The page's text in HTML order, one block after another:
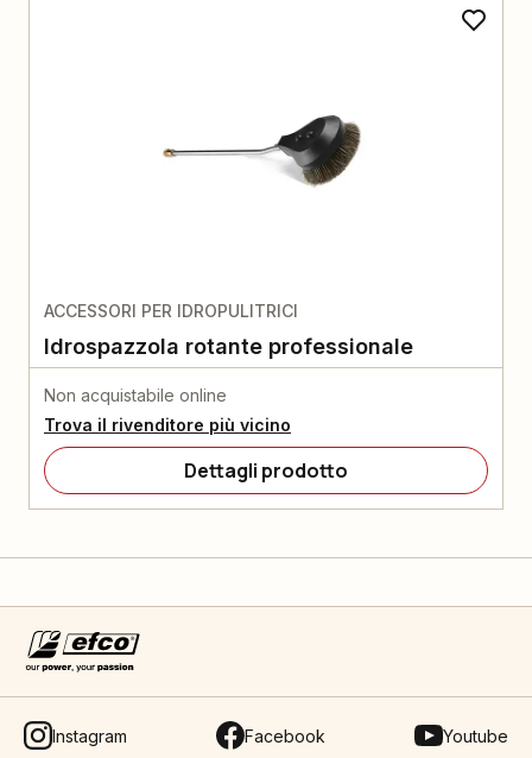
ACCESSORI PER IDROPULITRICI
Idrospazzola rotante professionale
Non acquistabile online
Trova il rivenditore più vicino
Dettagli prodotto
Instagram Facebook Youtube